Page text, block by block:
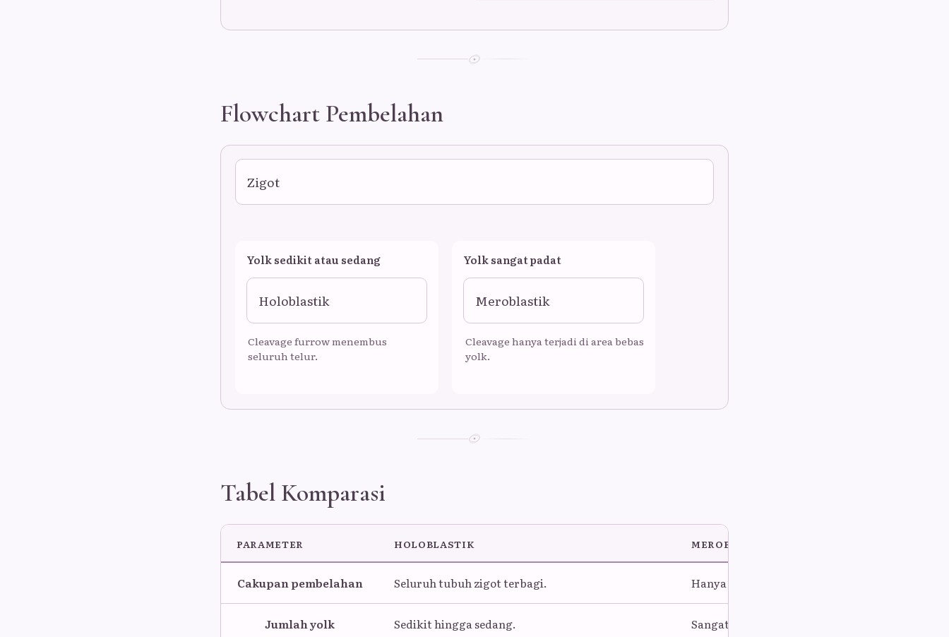
Flowchart Pembelahan
Zigot
Yolk sedikit atau sedang
Holoblastik
Cleavage furrow menembus
seluruh telur.
Yolk sangat padat
Meroblastik
Cleavage hanya terjadi di area bebas
yolk.
Tabel Komparasi
PARAMETER HOLOBLASTIK MEROBLASTIK
Cakupan pembelahan Seluruh tubuh zigot terbagi. Hanya area bebas yolk yang membelah.
Jumlah yolk Sedikit hingga sedang. Sangat banyak dan padat.